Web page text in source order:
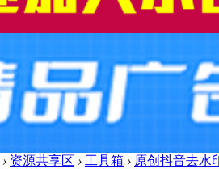
› 资源共享区 › 工具箱 › 原创抖音去水